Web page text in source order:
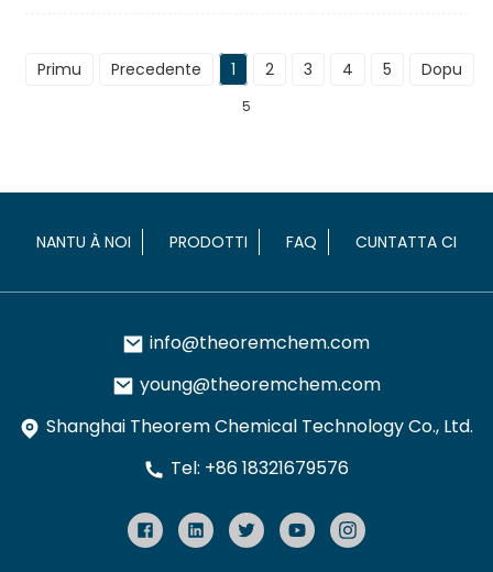
Primu Precedente 1 2 3 4 5 Dopu
5
NANTU À NOI PRODOTTI FAQ CUNTATTA CI
info@theoremchem.com
young@theoremchem.com
Shanghai Theorem Chemical Technology Co., Ltd.
Tel: +86 18321679576